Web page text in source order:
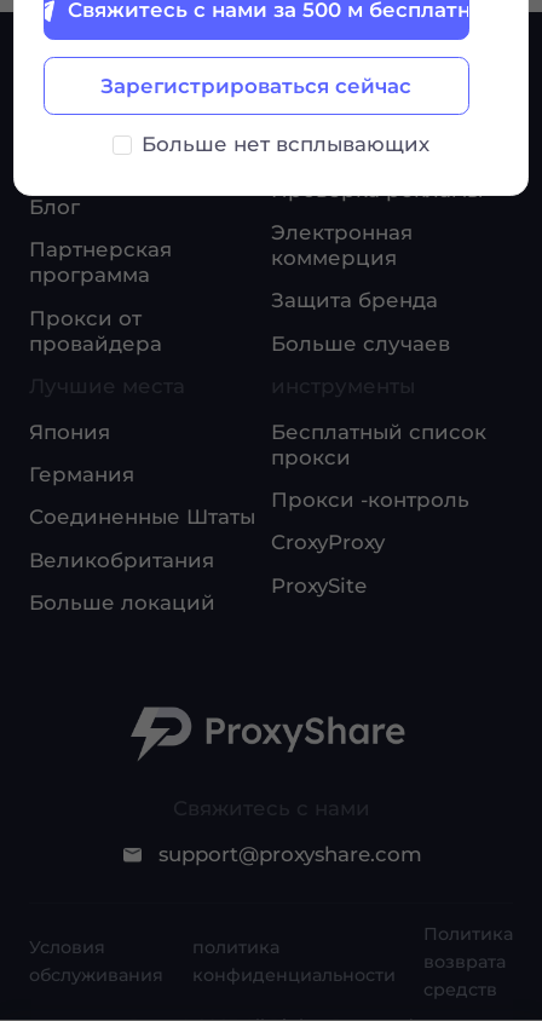
Свяжитесь с нами
support@proxyshare.com
УСЛУГИ
Ценообразование
Блог
Партнерская
программа
Прокси от
провайдера
Варианты
использования
Исследование рынка
Электронная
коммерция
Защита бренда
Больше случаев
Лучшие места
Япония
Германия
Соединенные Штаты
Великобритания
Больше локаций
инструменты
Бесплатный список
прокси
Прокси -контроль
CroxyProxy
ProxySite
Условия
обслуживания
политика
конфиденциальности
Политика
возврата
средств
Зарегистрироваться сейчас
Свяжитесь с нами за 500 м бесплатно
Больше нет всплывающих